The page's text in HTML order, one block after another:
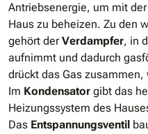
Antriebsenergie, um mit
Haus zu beheizen. Zu den
gehört derVerdampfer, in
aufnimmt und dadurch
drückt das Gas
Im Kondensator gibt das
Heizungssystem des
Das Entspannungsventil